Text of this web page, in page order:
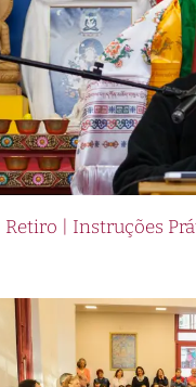
Retiro | Instruções